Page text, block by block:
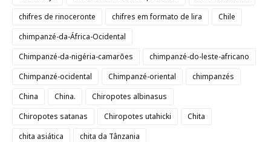
chifres de rinoceronte
chifres em formato de lira
Chile
chimpanzé-da-África-Ocidental
Chimpanzé-da-nigéria-camarões
chimpanzé-do-leste-africano
Chimpanzé-ocidental
Chimpanzé-oriental
chimpanzés
China
China.
Chiropotes albinasus
Chiropotes satanas
Chiropotes utahicki
Chita
chita asiática
chita da Tânzania